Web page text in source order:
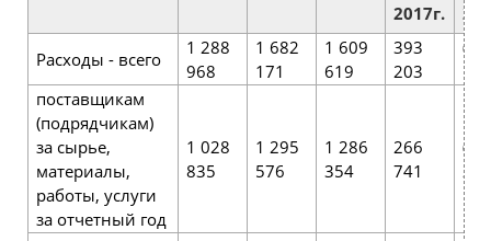
2017г.
Расходы - всего
1 288
968
1 682
171
1 609
619
393
203
(72
поставщикам
(подрядчикам)
за сырье,
материалы,
работы, услуги
за отчетный год
1 028
835
1 295
576
1 286
354
266
741
(9